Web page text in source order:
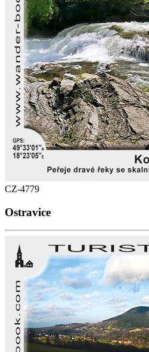
CZ-4779
Ostravice